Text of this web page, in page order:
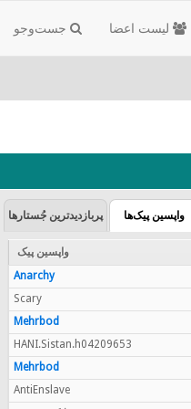
جست‌و‌جو لیست اعضا
واپسین پیک‌ها پربازدیدترین جُستارها
واپسین پیک
Anarchy
Scary
Mehrbod
HANI.Sistan.h04209653
Mehrbod
AntiEnslave